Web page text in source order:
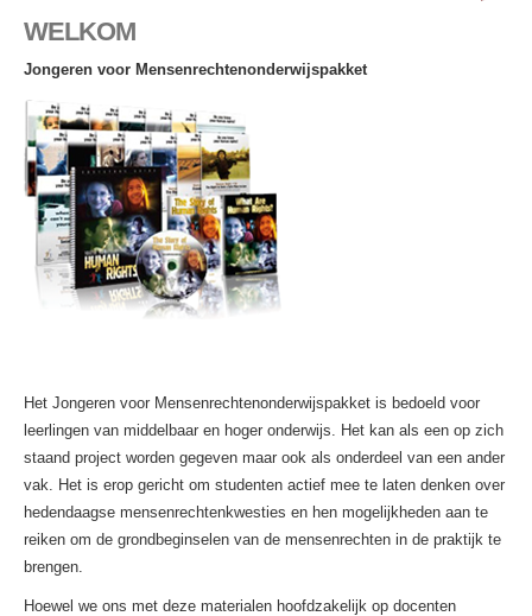
WELKOM
Jongeren voor Mensenrechtenonderwijspakket
Het Jongeren voor Mensenrechtenonderwijspakket is bedoeld voor
leerlingen van middelbaar en hoger onderwijs. Het kan als een op zich
staand project worden gegeven maar ook als onderdeel van een ander
vak. Het is erop gericht om studenten actief mee te laten denken over
hedendaagse mensenrechtenkwesties en hen mogelijkheden aan te
reiken om de grondbeginselen van de mensenrechten in de praktijk te
brengen.
Hoewel we ons met deze materialen hoofdzakelijk op docenten